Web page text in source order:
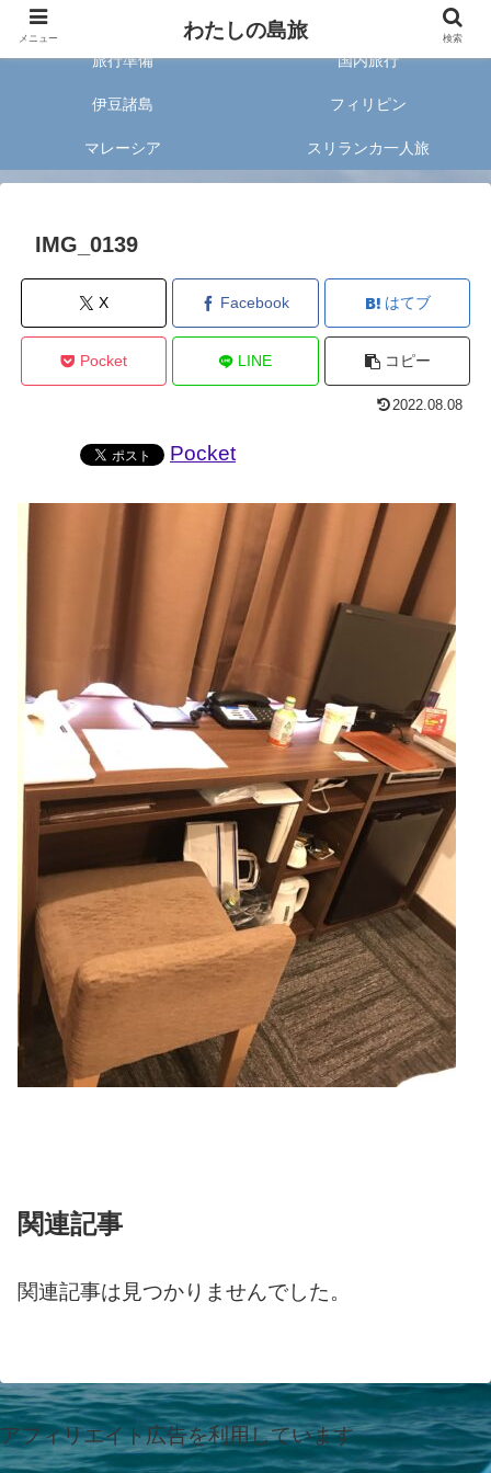
旅好きな20代女子が案内する旅のあれこれ✈︎
旅行準備 国内旅行
伊豆諸島 フィリピン
マレーシア スリランカ一人旅
IMG_0139
X Facebook はてブ
Pocket LINE コピー
2022.08.08
Pocket
関連記事
関連記事は見つかりませんでした。
アフィリエイト広告を利用しています
メニュー わたしの島旅 検索